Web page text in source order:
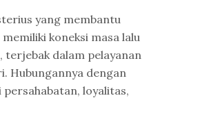
yang membantu
koneksi masa lalu
terjebak dalam pelayanan
Hubungannya dengan
loyalitas,